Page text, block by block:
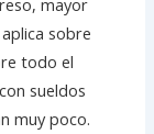
sobre
todo el
sueldos
muy poco.